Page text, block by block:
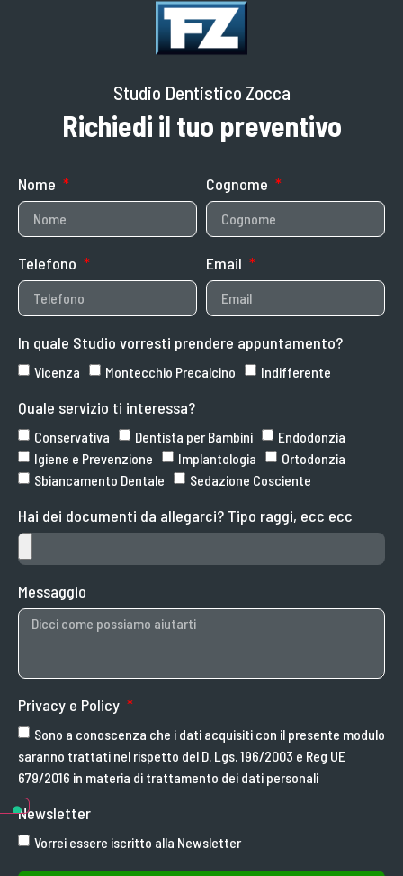
Studio Dentistico Zocca
Richiedi il tuo preventivo
Nome Cognome
Telefono Email
In quale Studio vorresti prendere appuntamento?
Vicenza Montecchio Precalcino Indifferente
Quale servizio ti interessa?
Conservativa Dentista per Bambini
Endodonzia
Igiene e Prevenzione
Implantologia
Ortodonzia
Sbiancamento Dentale
Sedazione Cosciente
Hai dei documenti da allegarci? Tipo raggi, ecc ecc
Messaggio
Privacy e Policy
Sono a conoscenza che i dati acquisiti con il presente modulo
saranno trattati nel rispetto del D. Lgs. 196/2003 e Reg UE
679/2016 in materia di trattamento dei dati personali
Newsletter
Vorrei essere iscritto alla Newsletter